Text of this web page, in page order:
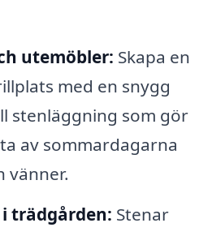
utemöbler: Skapa en
med en snygg
stenläggning som gör
av sommardagarna
vänner.
trädgården: Stenar